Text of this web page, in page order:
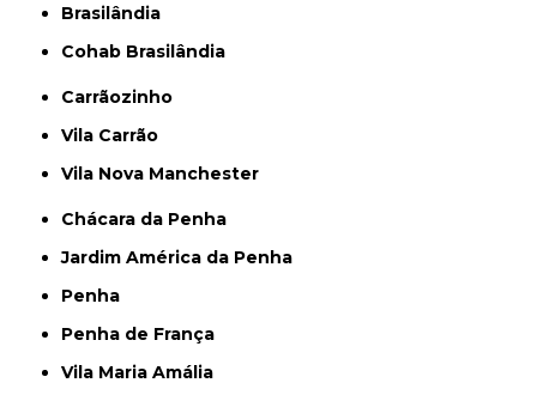
Brasilândia
Cohab Brasilândia
Carrãozinho
Vila Carrão
Vila Nova Manchester
Chácara da Penha
Jardim América da Penha
Penha
Penha de França
Vila Maria Amália